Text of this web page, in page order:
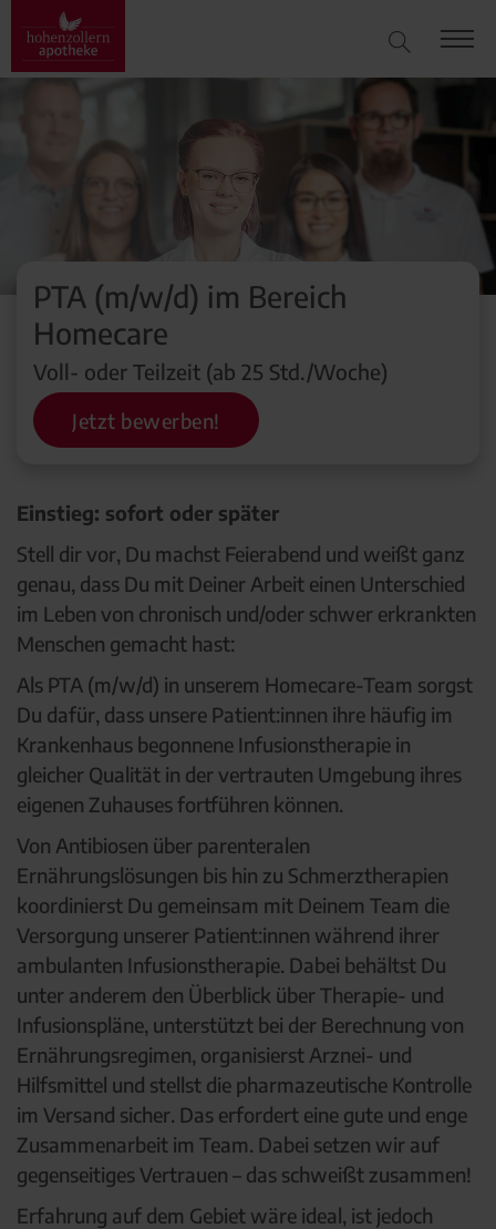
PTA (m/w/d) im Bereich
Homecare
Voll- oder Teilzeit (ab 25 Std./Woche)
Jetzt bewerben!
Einstieg: sofort oder später
Stell dir vor, Du machst Feierabend und weißt ganz
genau, dass Du mit Deiner Arbeit einen Unterschied
im Leben von chronisch und/oder schwer erkrankten
Menschen gemacht hast:
Als PTA (m/w/d) in unserem Homecare-Team sorgst
Du dafür, dass unsere Patient:innen ihre häufig im
Krankenhaus begonnene Infusionstherapie in
gleicher Qualität in der vertrauten Umgebung ihres
eigenen Zuhauses fortführen können.
Von Antibiosen über parenteralen
Ernährungslösungen bis hin zu Schmerztherapien
koordinierst Du gemeinsam mit Deinem Team die
Versorgung unserer Patient:innen während ihrer
ambulanten Infusionstherapie. Dabei behältst Du
unter anderem den Überblick über Therapie- und
Infusionspläne, unterstützt bei der Berechnung von
Ernährungsregimen, organisierst Arznei- und
Hilfsmittel und stellst die pharmazeutische Kontrolle
im Versand sicher. Das erfordert eine gute und enge
Zusammenarbeit im Team. Dabei setzen wir auf
gegenseitiges Vertrauen – das schweißt zusammen!
Erfahrung auf dem Gebiet wäre ideal, ist jedoch